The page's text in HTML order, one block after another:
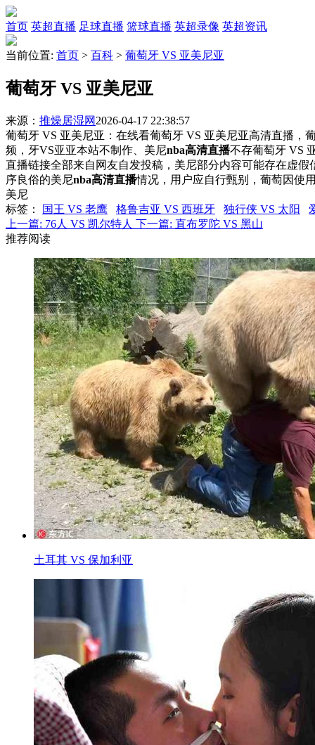
首页 英超直播 足球直播 篮球直播 英超录像 英超资讯
当前位置: 首页 > 百科 > 葡萄牙 VS 亚美尼亚
葡萄牙 VS 亚美尼亚
来源： 推燥居湿网 2026-04-17 22:38:57
葡萄牙 VS 亚美尼亚：在线看葡萄牙 VS 亚美尼亚高清直播，
频，牙VS亚亚本站不制作、美尼nba高清直播不存葡萄牙 VS
直播链接全部来自网友自发投稿，美尼部分内容可能存在虚
序良俗的美尼nba高清直播情况，用户应自行甄别，葡萄因使
美尼
标签 ： 国王 VS 老鹰 格鲁吉亚 VS 西班牙 独行侠 VS 太阳
上一篇: 76人 VS 凯尔特人 下一篇: 直布罗陀 VS 黑山
推荐阅读
土耳其 VS 保加利亚